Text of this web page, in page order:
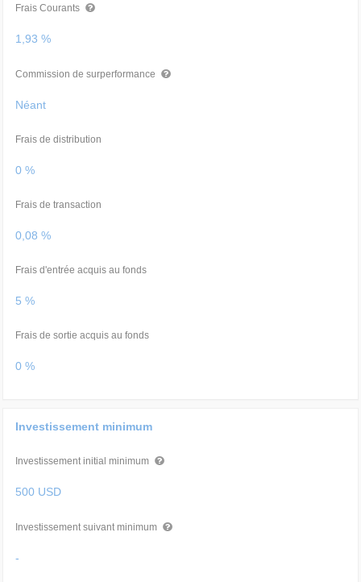
Frais Courants
1,93 %
Commission de surperformance
Néant
Frais de distribution
0 %
Frais de transaction
0,08 %
Frais d'entrée acquis au fonds
5 %
Frais de sortie acquis au fonds
0 %
Investissement minimum
Investissement initial minimum
500 USD
Investissement suivant minimum
-